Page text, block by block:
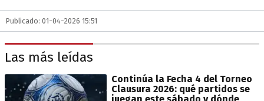
Publicado: 01-04-2026 15:51
Las más leídas
Continúa la Fecha 4 del Torneo
Clausura 2026: qué partidos se
juegan este sábado y dónde